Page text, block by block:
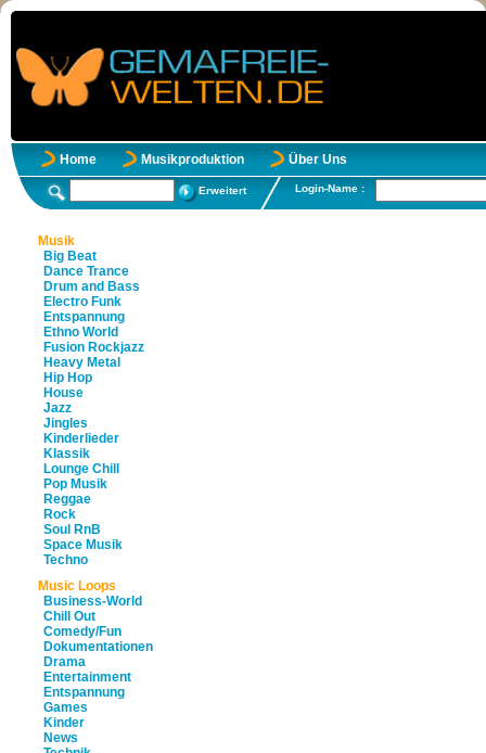
Home Musikproduktion Über Uns
Erweitert Login-Name :
Musik
Big Beat
Dance Trance
Drum and Bass
Electro Funk
Entspannung
Ethno World
Fusion Rockjazz
Heavy Metal
Hip Hop
House
Jazz
Jingles
Kinderlieder
Klassik
Lounge Chill
Pop Musik
Reggae
Rock
Soul RnB
Space Musik
Techno
Music Loops
Business-World
Chill Out
Comedy/Fun
Dokumentationen
Drama
Entertainment
Entspannung
Games
Kinder
News